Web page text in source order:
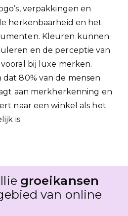
verpakkingen en
herkenbaarheid en het
Kleuren kunnen
en de perceptie van
bij luxe merken.
80% van de mensen
aan merkherkenning en
naar een winkel als het
is.
groeikansen
van online